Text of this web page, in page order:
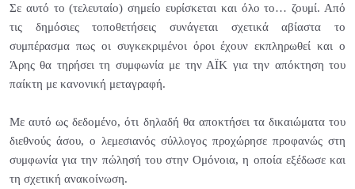
Σε αυτό το (τελευταίο) σημείο ευρίσκεται και όλο το… ζουμί. Από
τις δημόσιες τοποθετήσεις συνάγεται σχετικά αβίαστα το
συμπέρασμα πως οι συγκεκριμένοι όροι έχουν εκπληρωθεί και ο
Άρης θα τηρήσει τη συμφωνία με την ΑΪΚ για την απόκτηση του
παίκτη με κανονική μεταγραφή.
Με αυτό ως δεδομένο, ότι δηλαδή θα αποκτήσει τα δικαιώματα του
διεθνούς άσου, ο λεμεσιανός σύλλογος προχώρησε προφανώς στη
συμφωνία για την πώλησή του στην Ομόνοια, η οποία εξέδωσε και
τη σχετική ανακοίνωση.